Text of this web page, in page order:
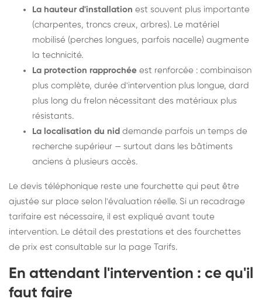
La hauteur d'installation est souvent plus importante
(charpentes, troncs creux, arbres). Le matériel
mobilisé (perches longues, parfois nacelle) augmente
la technicité.
La protection rapprochée est renforcée : combinaison
plus complète, durée d'intervention plus longue, dard
plus long du frelon nécessitant des matériaux plus
résistants.
La localisation du nid demande parfois un temps de
recherche supérieur — surtout dans les bâtiments
anciens à plusieurs accès.
Le devis téléphonique reste une fourchette qui peut être
ajustée sur place selon l'évaluation réelle. Si un recadrage
tarifaire est nécessaire, il est expliqué avant toute
intervention. Le détail des prestations et des fourchettes
de prix est consultable sur la page Tarifs.
En attendant l'intervention : ce qu'il
faut faire